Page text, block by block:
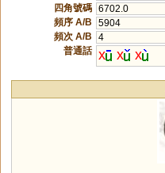
四角號碼 6702.0
頻序 A/B
5904
頻次 A/B
4
普通話 x x x